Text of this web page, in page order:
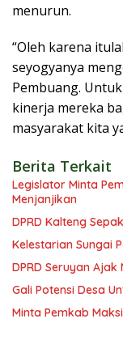
menurun.
“Oleh karena
seyogyanya
Pembuang.
kinerja mereka
masyarakat kita
Berita Terkait
Legislator Minta
Menjanjikan
DPRD Kalteng
Kelestarian Sungai
DPRD Seruyan
Gali Potensi Desa
Minta Pemkab